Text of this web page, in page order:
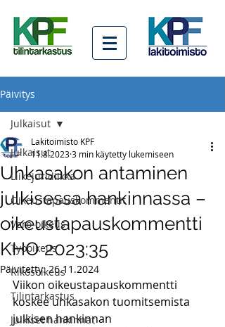
Päivitys
Julkaisut
Liikejuridiikka
Oikeustapauskommentit
Vero-oikeus
Työoikeus
Rikosoikeus
Tilintarkastus
Julkiset hankinnat
Julkaisut
Uhkasakon antaminen
julkisessa hankinnassa –
oikeustapauskommentti
KHO 2023:35
Lakitoimisto KPF
11.8.20233 min käytetty lukemiseen
Päivitetty:26.11.2024
Viikon oikeustapauskommentti
koskee uhkasakon tuomitsemista
julkisen hankinnan